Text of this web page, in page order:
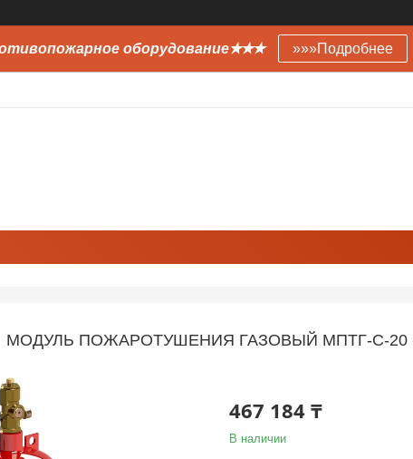
оборудование✭✭✭ »»»Подробнее
МОДУЛЬ ПОЖАРОТУШЕНИЯ ГАЗОВЫЙ МПТГ-С-20
467 184 ₸
В наличии